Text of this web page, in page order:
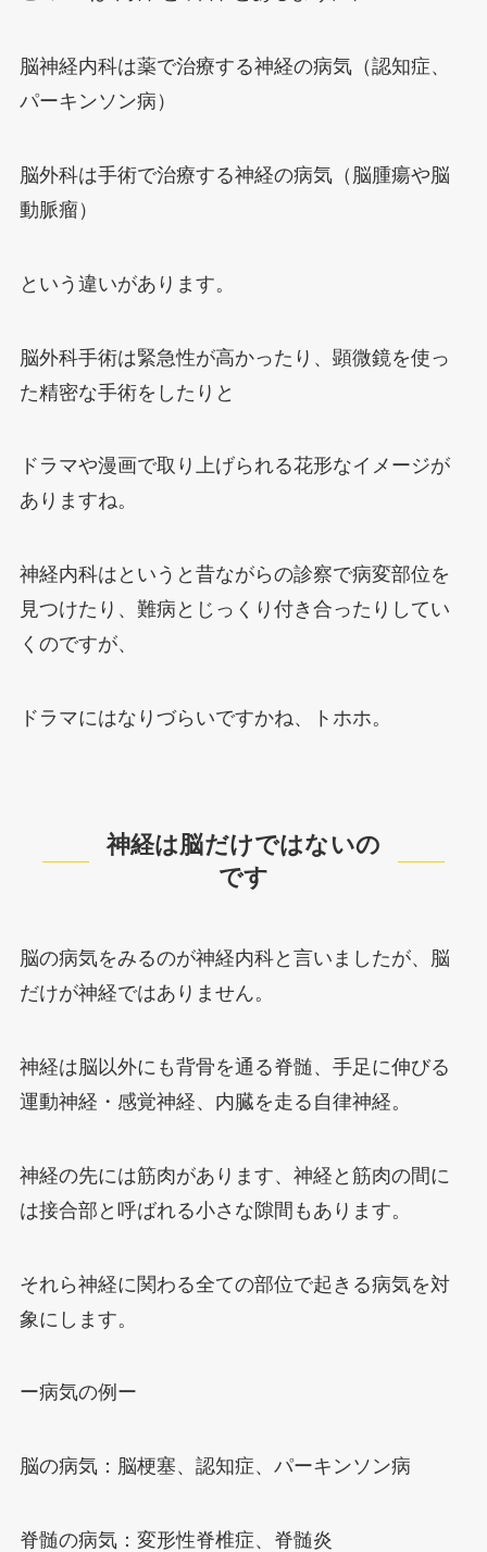
脳神経内科は薬で治療する神経の病気（認知症、
パーキンソン病）
脳外科は手術で治療する神経の病気（脳腫瘍や脳
動脈瘤）
という違いがあります。
脳外科手術は緊急性が高かったり、顕微鏡を使っ
た精密な手術をしたりと
ドラマや漫画で取り上げられる花形なイメージが
ありますね。
神経内科はというと昔ながらの診察で病変部位を
見つけたり、難病とじっくり付き合ったりしてい
くのですが、
ドラマにはなりづらいですかね、トホホ。
神経は脳だけではないの
です
脳の病気をみるのが神経内科と言いましたが、脳
だけが神経ではありません。
神経は脳以外にも背骨を通る脊髄、手足に伸びる
運動神経・感覚神経、内臓を走る自律神経。
神経の先には筋肉があります、神経と筋肉の間に
は接合部と呼ばれる小さな隙間もあります。
それら神経に関わる全ての部位で起きる病気を対
象にします。
ー病気の例ー
脳の病気：脳梗塞、認知症、パーキンソン病
脊髄の病気：変形性脊椎症、脊髄炎